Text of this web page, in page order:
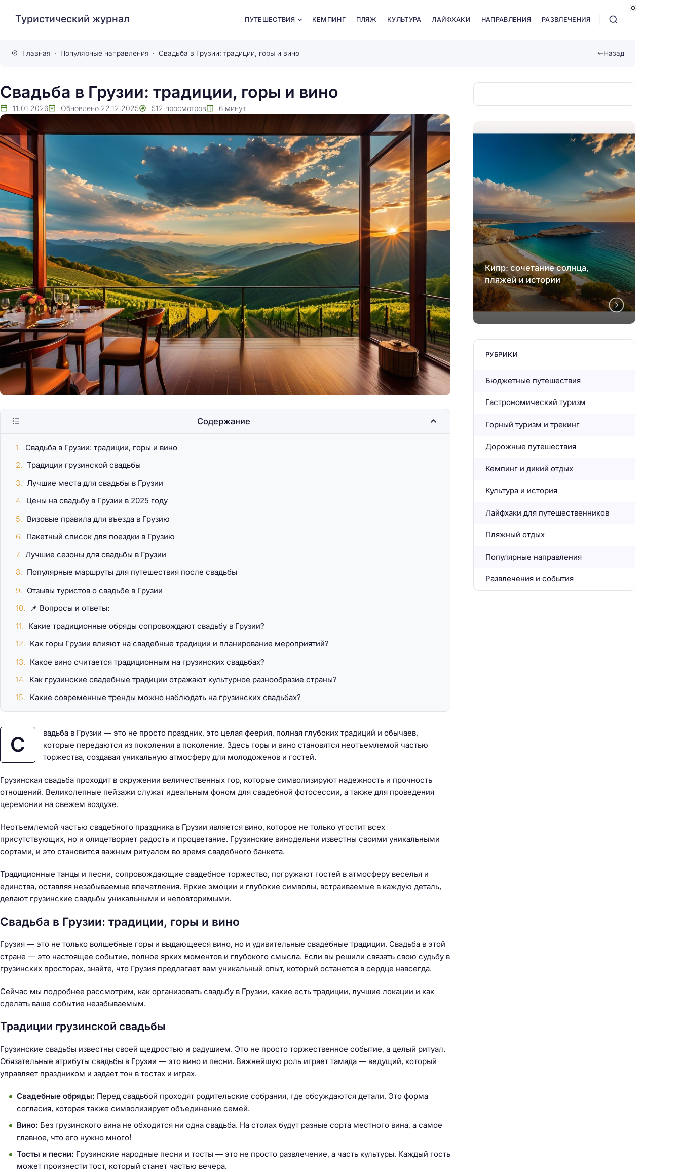
Туристический журнал ПУТЕШЕСТВИЯ КЕМПИНГ ПЛЯЖ КУЛЬТУРА ЛАЙФХАКИ НАПРАВЛЕНИЯ РАЗВЛЕЧЕНИЯ
Главная Популярные направления Свадьба в Грузии: традиции, горы и вино Назад
Свадьба в Грузии: традиции, горы и вино
11.01.2026 Обновлено 22.12.2025 512 просмотров 6 минут
С
вадьба в Грузии — это не просто праздник, это целая феерия, полная глубоких традиций и обычаев,
которые передаются из поколения в поколение. Здесь горы и вино становятся неотъемлемой частью
торжества, создавая уникальную атмосферу для молодоженов и гостей.
Грузинская свадьба проходит в окружении величественных гор, которые символизируют надежность и прочность
отношений. Великолепные пейзажи служат идеальным фоном для свадебной фотосессии, а также для проведения
церемонии на свежем воздухе.
Неотъемлемой частью свадебного праздника в Грузии является вино, которое не только угостит всех
присутствующих, но и олицетворяет радость и процветание. Грузинские винодельни известны своими уникальными
сортами, и это становится важным ритуалом во время свадебного банкета.
Традиционные танцы и песни, сопровождающие свадебное торжество, погружают гостей в атмосферу веселья и
единства, оставляя незабываемые впечатления. Яркие эмоции и глубокие символы, встраиваемые в каждую деталь,
делают грузинские свадьбы уникальными и неповторимыми.
Свадьба в Грузии: традиции, горы и вино
Грузия — это не только волшебные горы и выдающееся вино, но и удивительные свадебные традиции. Свадьба в этой
стране — это настоящее событие, полное ярких моментов и глубокого смысла. Если вы решили связать свою судьбу в
грузинских просторах, знайте, что Грузия предлагает вам уникальный опыт, который останется в сердце навсегда.
Сейчас мы подробнее рассмотрим, как организовать свадьбу в Грузии, какие есть традиции, лучшие локации и как
сделать ваше событие незабываемым.
Традиции грузинской свадьбы
Грузинские свадьбы известны своей щедростью и радушием. Это не просто торжественное событие, а целый ритуал.
Обязательные атрибуты свадьбы в Грузии — это вино и песни. Важнейшую роль играет тамада — ведущий, который
управляет праздником и задает тон в тостах и играх.
Свадебные обряды: Перед свадьбой проходят родительские собрания, где обсуждаются детали. Это форма
согласия, которая также символизирует объединение семей.
Вино: Без грузинского вина не обходится ни одна свадьба. На столах будут разные сорта местного вина, а самое
главное, что его нужно много!
Тосты и песни: Грузинские народные песни и тосты — это не просто развлечение, а часть культуры. Каждый гость
может произнести тост, который станет частью вечера.
Содержание
Свадьба в Грузии: традиции, горы и вино
Традиции грузинской свадьбы
Лучшие места для свадьбы в Грузии
Цены на свадьбу в Грузии в 2025 году
Визовые правила для въезда в Грузию
Пакетный список для поездки в Грузию
Лучшие сезоны для свадьбы в Грузии
Популярные маршруты для путешествия после свадьбы
Отзывы туристов о свадьбе в Грузии
📌 Вопросы и ответы:
Какие традиционные обряды сопровождают свадьбу в Грузии?
Как горы Грузии влияют на свадебные традиции и планирование мероприятий?
Какое вино считается традиционным на грузинских свадьбах?
Как грузинские свадебные традиции отражают культурное разнообразие страны?
Какие современные тренды можно наблюдать на грузинских свадьбах?
Кипр: сочетание солнца,
пляжей и истории
Кипр: сочетание солнца,
пляжей и истории
Кипр: сочетание солнца,
пляжей и истории
РУБРИКИ
Бюджетные путешествия
Гастрономический туризм
Горный туризм и трекинг
Дорожные путешествия
Кемпинг и дикий отдых
Культура и история
Лайфхаки для путешественников
Пляжный отдых
Популярные направления
Развлечения и события
Н
а